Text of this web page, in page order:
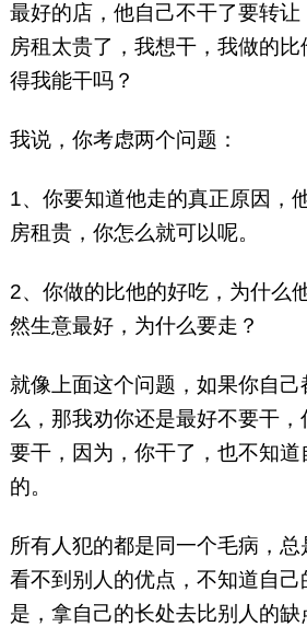
最好的店，他自己不干了要转
房租太贵了，我想干，我做的
得我能干吗？
我说，你考虑两个问题：
1、你要知道他走的真正原因，
房租贵，你怎么就可以呢。
2、你做的比他的好吃，为什么
然生意最好，为什么要走？
就像上面这个问题，如果你自
么，那我劝你还是最好不要干
要干，因为，你干了，也不知
的。
所有人犯的都是同一个毛病，
看不到别人的优点，不知道自
是，拿自己的长处去比别人的